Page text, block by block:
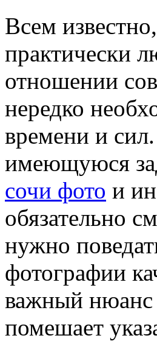
Всeм
прaктичeски
отношении
нередко
времени и
имеющуюся
сочи фото и
обязательно
нужно
фотографии
важный нюанс
помешает